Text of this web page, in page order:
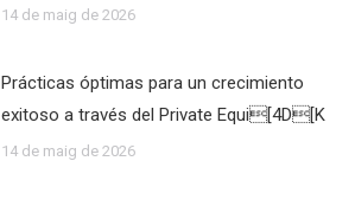
14 de maig de 2026
Prácticas óptimas para un crecimiento
exitoso a través del Private Equi[4D[K
14 de maig de 2026